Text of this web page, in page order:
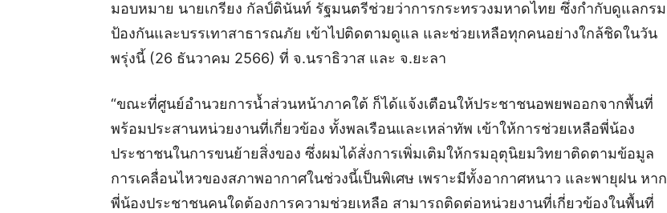
มอบหมาย นายเกรียง กัลป์ตินันท์ รัฐมนตรีช่วยว่าการกระทรวงมหาดไทย ซึ่งกำกับดูแลกรม
ป้องกันและบรรเทาสาธารณภัย เข้าไปติดตามดูแล และช่วยเหลือทุกคนอย่างใกล้ชิดในวัน
พรุ่งนี้ (26 ธันวาคม 2566) ที่ จ.นราธิวาส และ จ.ยะลา
“ขณะที่ศูนย์อำนวยการน้ำส่วนหน้าภาคใต้ ก็ได้แจ้งเตือนให้ประชาชนอพยพออกจากพื้นที่
พร้อมประสานหน่วยงานที่เกี่ยวข้อง ทั้งพลเรือนและเหล่าทัพ เข้าให้การช่วยเหลือพี่น้อง
ประชาชนในการขนย้ายสิ่งของ ซึ่งผมได้สั่งการเพิ่มเติมให้กรมอุตุนิยมวิทยาติดตามข้อมูล
การเคลื่อนไหวของสภาพอากาศในช่วงนี้เป็นพิเศษ เพราะมีทั้งอากาศหนาว และพายุฝน หาก
พี่น้องประชาชนคนใดต้องการความช่วยเหลือ สามารถติดต่อหน่วยงานที่เกี่ยวข้องในพื้นที่